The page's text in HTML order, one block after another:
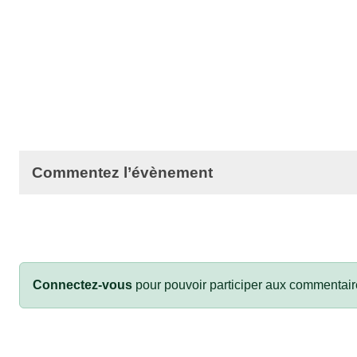
Commentez l’évènement
Connectez-vous pour pouvoir participer aux